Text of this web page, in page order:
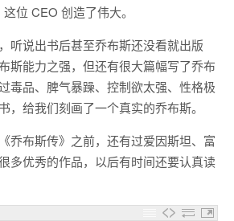
位 CEO 创造了伟大。
听说出书后甚至乔布斯还没看就出版
斯能力之强，但还有很大篇幅写了乔布
毒品、脾气暴躁、控制欲太强、性格极
，给我们刻画了一个真实的乔布斯。
乔布斯传》之前，还有过爱因斯坦、富
多优秀的作品，以后有时间还要认真读